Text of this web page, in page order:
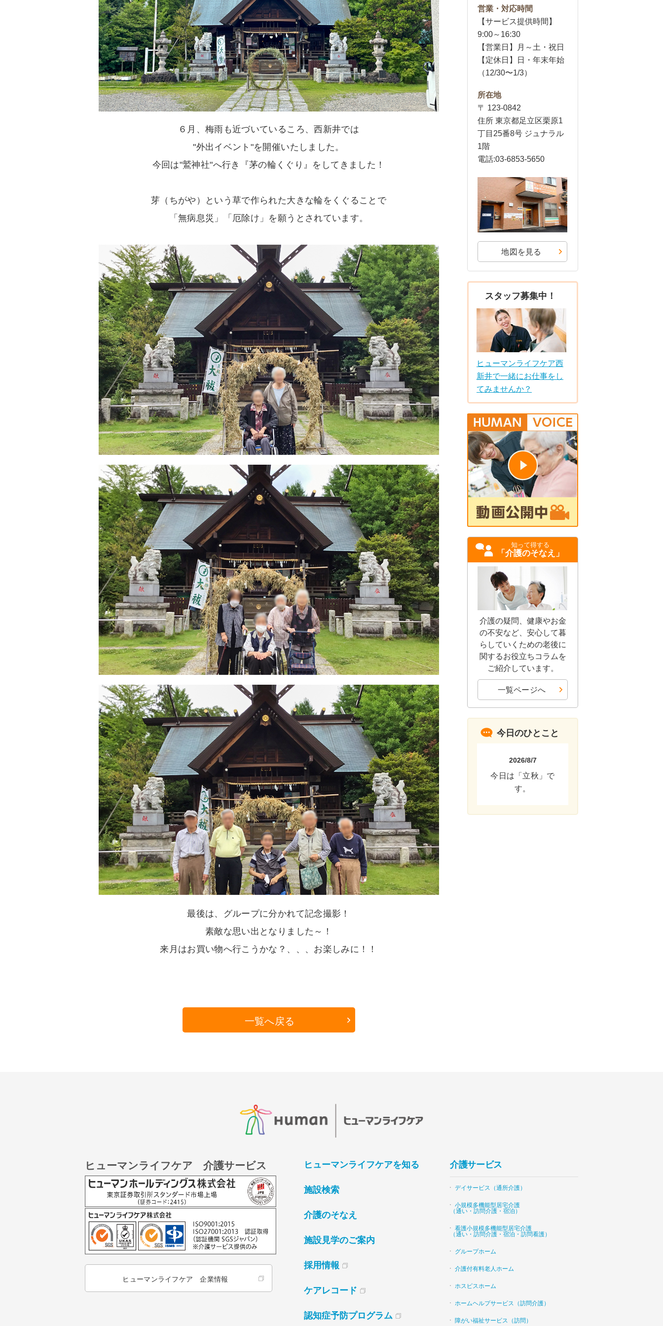
６月、梅雨も近づいているころ、西新井では
"外出イベント"を開催いたしました。
今回は"鷲神社"へ行き『茅の輪くぐり』をしてきました！
芽（ちがや）という草で作られた大きな輪をくぐることで
「無病息災」「厄除け」を願うとされています。
最後は、グループに分かれて記念撮影！
素敵な思い出となりました～！
来月はお買い物へ行こうかな？、、、お楽しみに！！
一覧へ戻る
営業・対応時間
【サービス提供時間】
9:00～16:30
【営業日】月～土・祝日
【定休日】日・年末年始
（12/30〜1/3）
所在地
〒 123-0842
住所 東京都足立区栗原1
丁目25番8号 ジュナラル
1階
電話:03-6853-5650
地図を見る
スタッフ募集中！
ヒューマンライフケア西
新井で一緒にお仕事をし
てみませんか？
知って得する
「介護のそなえ」
介護の疑問、健康やお金
の不安など、安心して暮
らしていくための老後に
関するお役立ちコラムを
ご紹介しています。
一覧ページへ
今日のひとこと
2026/8/7
今日は「立秋」で
す。
ヒューマンライフケア 介護サービス
ヒューマンライフケア 企業情報
ヒューマンライフケアを知る
施設検索
介護のそなえ
施設見学のご案内
採用情報
ケアレコード
認知症予防プログラム
介護サービス
デイサービス（通所介護）
小規模多機能型居宅介護
（通い・訪問介護・宿泊）
看護小規模多機能型居宅介護
（通い・訪問介護・宿泊・訪問看護）
グループホーム
介護付有料老人ホーム
ホスピスホーム
ホームヘルプサービス（訪問介護）
障がい福祉サービス（訪問）